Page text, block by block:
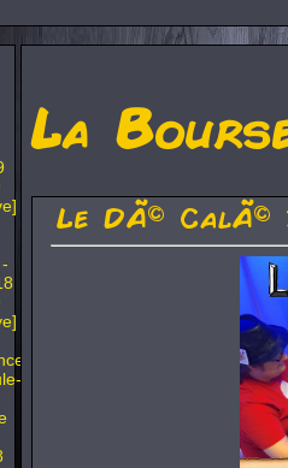
La
Le DÃ© CalÃ©